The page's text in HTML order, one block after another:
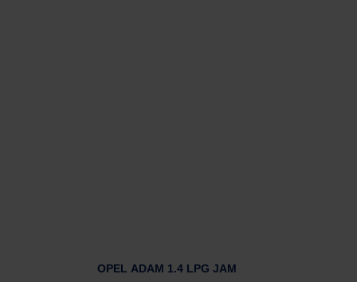
OPEL ADAM 1.4 LPG JAM